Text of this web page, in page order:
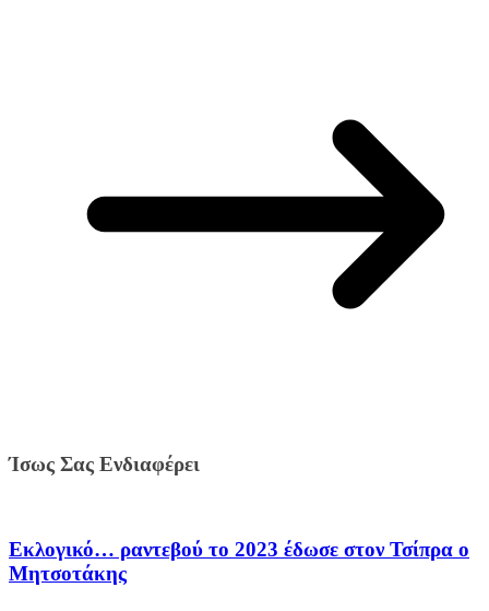
Ίσως Σας Ενδιαφέρει
Εκλογικό… ραντεβού το 2023 έδωσε στον Τσίπρα ο
Μητσοτάκης